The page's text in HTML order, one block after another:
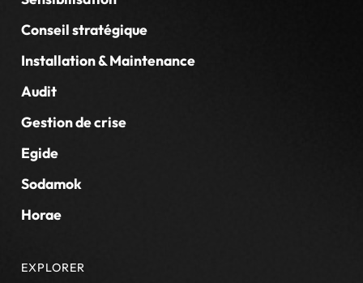
Conseil stratégique
Installation & Maintenance
Audit
Gestion de crise
Egide
Sodamok
Horae
EXPLORER